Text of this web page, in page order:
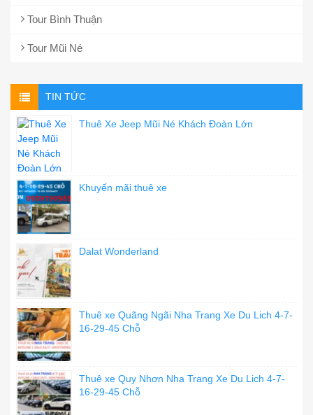
Tour Bình Thuận
Tour Mũi Né
TIN TỨC
Thuê Xe Jeep Mũi Né Khách Đoàn Lớn
Khuyến mãi thuê xe
Dalat Wonderland
Thuê xe Quãng Ngãi Nha Trang Xe Du Lich 4-7-
16-29-45 Chỗ
Thuê xe Quy Nhơn Nha Trang Xe Du Lich 4-7-
16-29-45 Chỗ